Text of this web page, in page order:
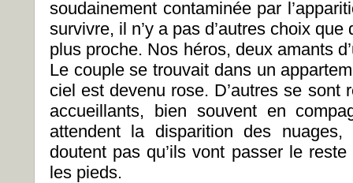
soudainement contaminée par
survivre, il n’y a pas d’autres choix que
plus proche. Nos héros, deux amants
Le couple se trouvait dans un
ciel est devenu rose. D’autres se sont
accueillants, bien souvent en
attendent la disparition des
doutent pas qu’ils vont passer le
les pieds.